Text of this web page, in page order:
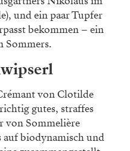
Abend